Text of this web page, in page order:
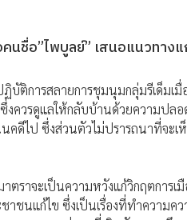
นชื่อ”ไพบูลย์” เสนอแนวทาง
ติการสลายการชุมนุมกลุ่มรีเด็มเมื่
งควรดูแลให้กลับบ้านด้วยความปลอ
คดีไป ซึ่งส่วนตัวไม่ปรารถนาที่จะ
ราจะเป็นความหวังแก้วิกฤตการเมื
ชนแก้ไข ซึ่งเป็นเรื่องที่ทำความควา